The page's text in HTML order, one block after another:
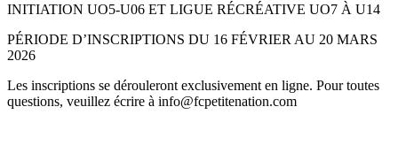
INITIATION UO5-U06 ET LIGUE RÉCRÉATIVE UO7 À U14
PÉRIODE D’INSCRIPTIONS DU 16 FÉVRIER AU 20 MARS
2026
Les inscriptions se dérouleront exclusivement en ligne. Pour toutes
questions, veuillez écrire à info@fcpetitenation.com